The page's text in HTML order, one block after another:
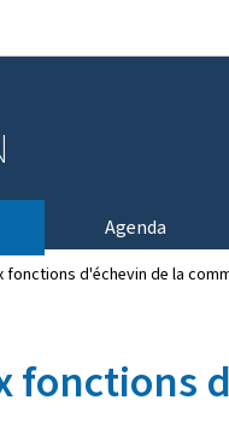
Agenda
fonctions d'échevin de la
fonctions